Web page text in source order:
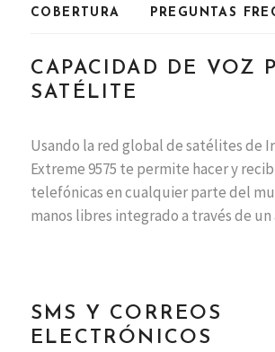
COBERTURA PREGUNTAS
CAPACIDAD DE VOZ
SATÉLITE
Usando la red global de satélites de
Extreme 9575 te permite hacer y
telefónicas en cualquier parte del
manos libres integrado a través de
SMS Y CORREOS
ELECTRÓNICOS